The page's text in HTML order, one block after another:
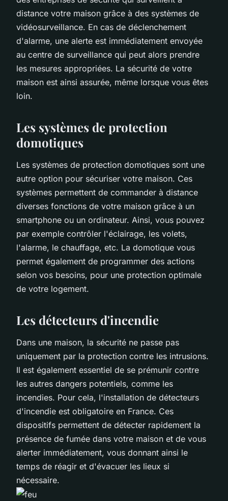
distance votre maison grâce à des systèmes de
vidéosurveillance. En cas de déclenchement
d'alarme, une alerte est immédiatement envoyée
au centre de surveillance qui peut alors prendre
les mesures appropriées. La sécurité de votre
maison est ainsi assurée, même lorsque vous êtes
loin.
Les systèmes de protection
domotiques
Les systèmes de protection domotiques sont une
autre option pour sécuriser votre maison. Ces
systèmes permettent de commander à distance
diverses fonctions de votre maison grâce à un
smartphone ou un ordinateur. Ainsi, vous pouvez
par exemple contrôler l'éclairage, les volets,
l'alarme, le chauffage, etc. La domotique vous
permet également de programmer des actions
selon vos besoins, pour une protection optimale
de votre logement.
Les détecteurs d'incendie
Dans une maison, la sécurité ne passe pas
uniquement par la protection contre les intrusions.
Il est également essentiel de se prémunir contre
les autres dangers potentiels, comme les
incendies. Pour cela, l'installation de détecteurs
d'incendie est obligatoire en France. Ces
dispositifs permettent de détecter rapidement la
présence de fumée dans votre maison et de vous
alerter immédiatement, vous donnant ainsi le
temps de réagir et d'évacuer les lieux si
nécessaire.